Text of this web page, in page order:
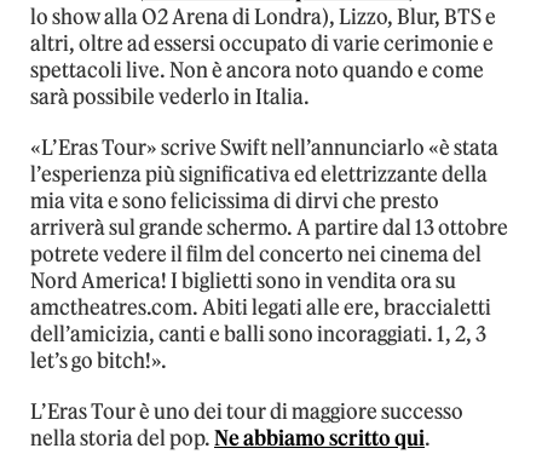
lo show alla O2 Arena di Londra), Lizzo, Blur, BTS e
altri, oltre ad essersi occupato di varie cerimonie e
spettacoli live. Non è ancora noto quando e come
sarà possibile vederlo in Italia.
«L’Eras Tour» scrive Swift nell’annunciarlo «è stata
l’esperienza più significativa ed elettrizzante della
mia vita e sono felicissima di dirvi che presto
arriverà sul grande schermo. A partire dal 13 ottobre
potrete vedere il film del concerto nei cinema del
Nord America! I biglietti sono in vendita ora su
amctheatres.com. Abiti legati alle ere, braccialetti
dell’amicizia, canti e balli sono incoraggiati. 1, 2, 3
let’s go bitch!».
L’Eras Tour è uno dei tour di maggiore successo
nella storia del pop.Ne abbiamo scritto qui.